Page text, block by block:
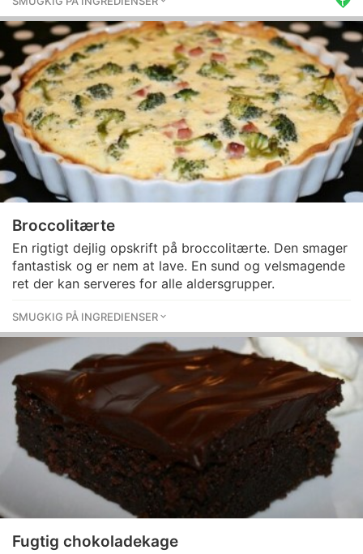
Broccolitærte
En rigtigt dejlig opskrift på broccolitærte. Den smager
fantastisk og er nem at lave. En sund og velsmagende
ret der kan serveres for alle aldersgrupper.
SMUGKIG PÅ INGREDIENSER
Fugtig chokoladekage